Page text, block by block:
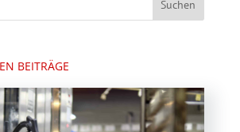
BEITRÄGE